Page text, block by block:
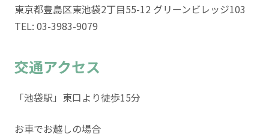
東京都豊島区東池袋2丁目55-12 グリーンビレッジ103
TEL: 03-3983-9079
交通アクセス
「池袋駅」東口より徒歩15分
お車でお越しの場合